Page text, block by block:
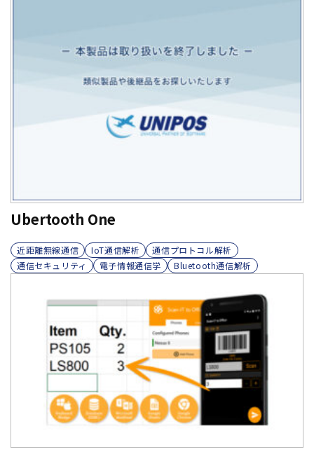
Ubertooth One
近距離無線通信 IoT通信解析
通信プロトコル解析
通信セキュリティ
電子情報通信学 Bluetooth通信解析